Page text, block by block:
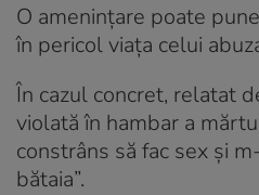
O amenințare poate
în pericol viața celui
În cazul concret, relatat
violată în hambar a
constrâns să fac sex și
bătaia”.